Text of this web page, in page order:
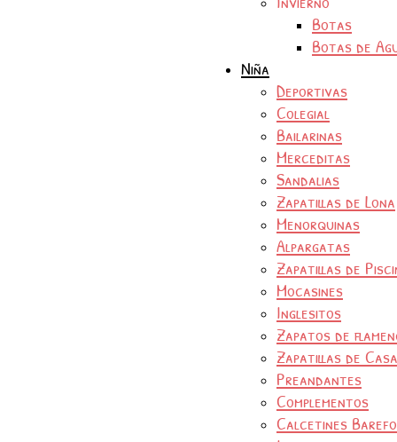
Botas
Botas de
Niña
Deportivas
Colegial
Bailarinas
Merceditas
Sandalias
Zapatillas de Lona
Menorquinas
Alpargatas
Zapatillas de
Mocasines
Inglesitos
Zapatos de
Zapatillas de Casa
Preandantes
Complementos
Calcetines